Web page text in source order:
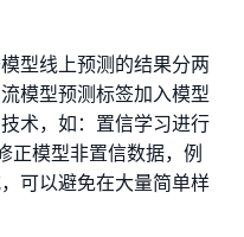
型线上预测的结果分两
模型预测标签加入模型
术，如：置信学习进行
正模型非置信数据，例
可以避免在大量简单样